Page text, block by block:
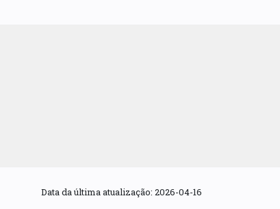
Data da última atualização: 2026-04-16